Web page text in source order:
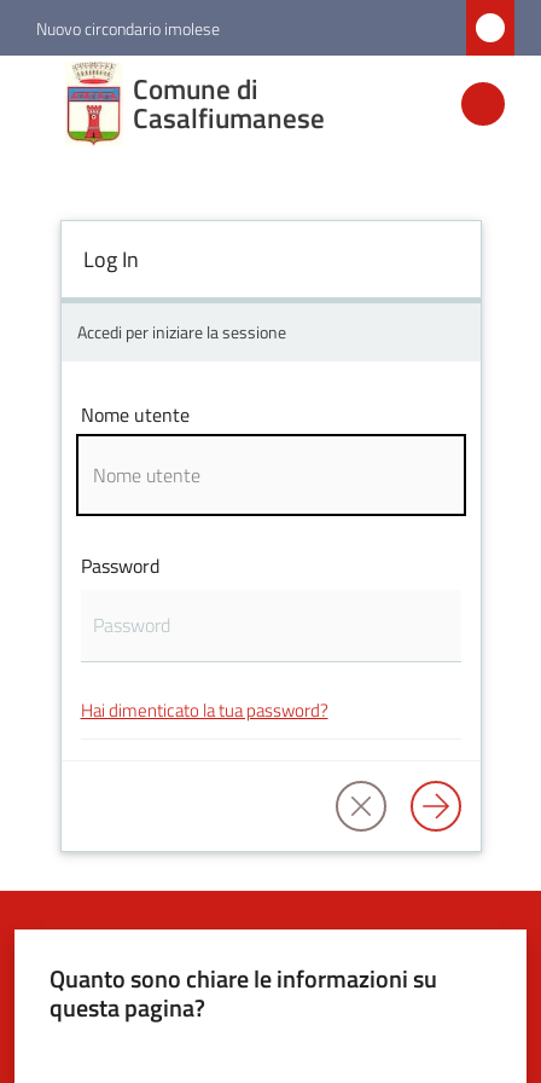
Vai al contenuto
Vai alla navigazione
Vai al footer
Nuovo circondario imolese
Comune di
Casalfiumanese
Comune di
Casalfiumanese
Amministrazione
Novità
Vivere
Casalfiumanese
5x1000
argomenti
Log In
Accedi per iniziare la sessione
Nome utente
Password
Hai dimenticato la tua password?
Quanto sono chiare le informazioni su
questa pagina?